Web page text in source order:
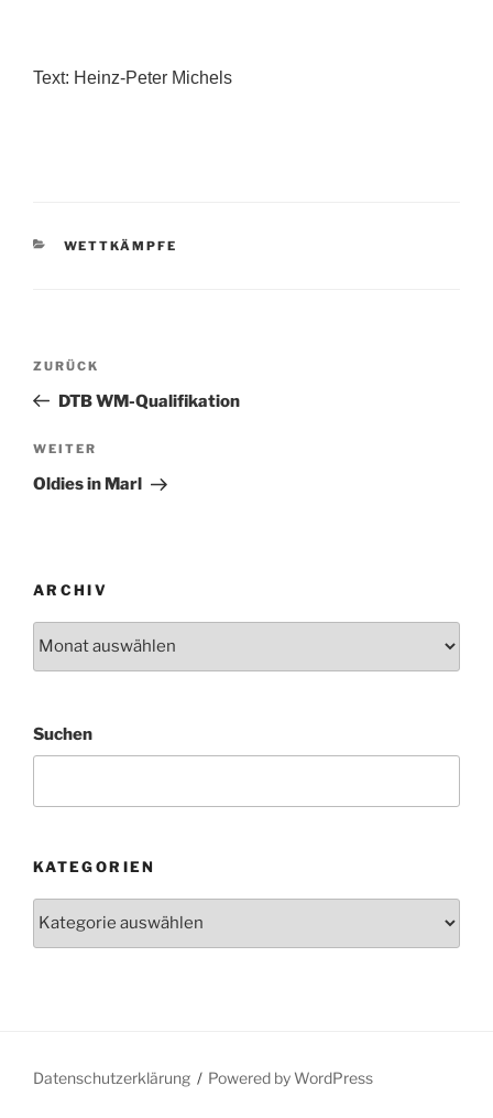
Text: Heinz-Peter Michels
KATEGORIEN
WETTKÄMPFE
Beitragsnavigation
Vorheriger
Beitrag
ZURÜCK
DTB WM-Qualifikation
Nächster
Beitrag
WEITER
Oldies in Marl
ARCHIV
Suchen
KATEGORIEN
Datenschutzerklärung Powered by WordPress